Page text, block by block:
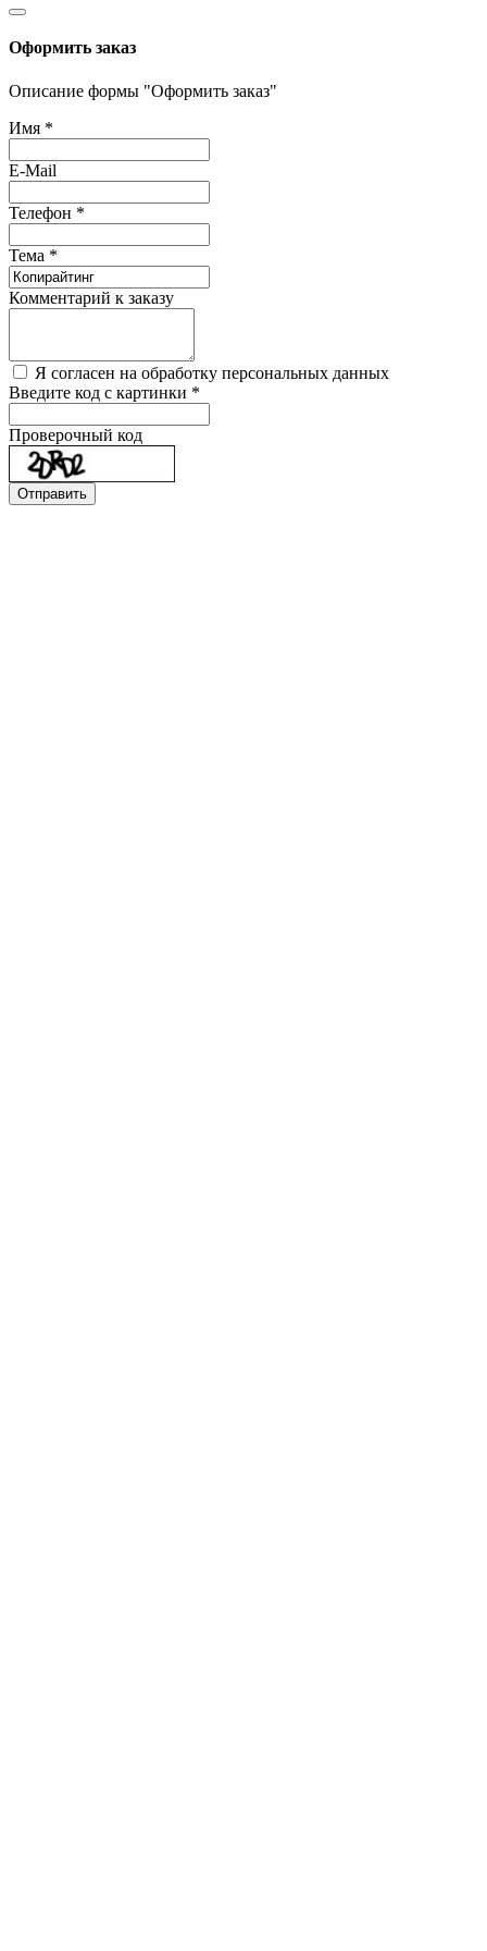
Оформить заказ
Описание формы "Оформить заказ"
Имя *
E-Mail
Телефон *
Тема *
Комментарий к заказу
Я согласен на обработку персональных данных
Введите код с картинки *
Проверочный код
Отправить